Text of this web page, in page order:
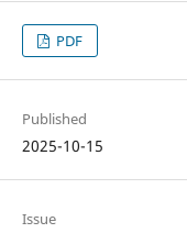
PDF
Published
2025-10-15
Issue